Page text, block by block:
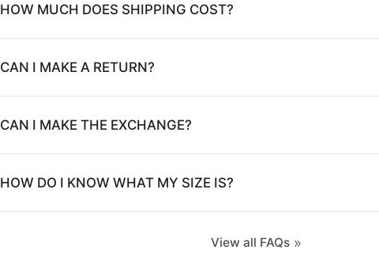
HOW MUCH DOES SHIPPING COST?
CAN I MAKE A RETURN?
CAN I MAKE THE EXCHANGE?
HOW DO I KNOW WHAT MY SIZE IS?
View all FAQs